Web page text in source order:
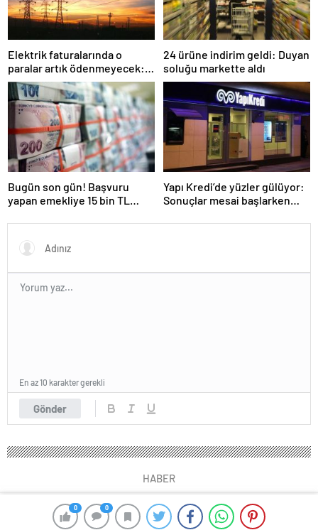
0 0
Elektrik faturalarında o
paralar artık ödenmeyecek:
EPDK yeni dönem tedbirlerini
tek tek açıkladı
24 ürüne indirim geldi: Duyan
soluğu markette aldı
Bugün son gün! Başvuru
yapan emekliye 15 bin TL
Yapı Kredi’de yüzler gülüyor:
Sonuçlar mesai başlarken
Gönder
En az 10 karakter gerekli
HABER